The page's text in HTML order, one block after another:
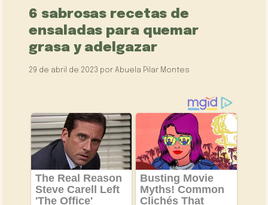
6 sabrosas recetas de
ensaladas para quemar
grasa y adelgazar
29 de abril de 2023 porAbuela Pilar Montes